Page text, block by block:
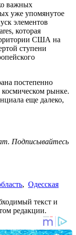
важных
уже упомянутое
элементов
которая
США на
ступени
постепенно
рынке.
еще далеко,
Подписывайтесь
, Одесская
текст и
редакции.